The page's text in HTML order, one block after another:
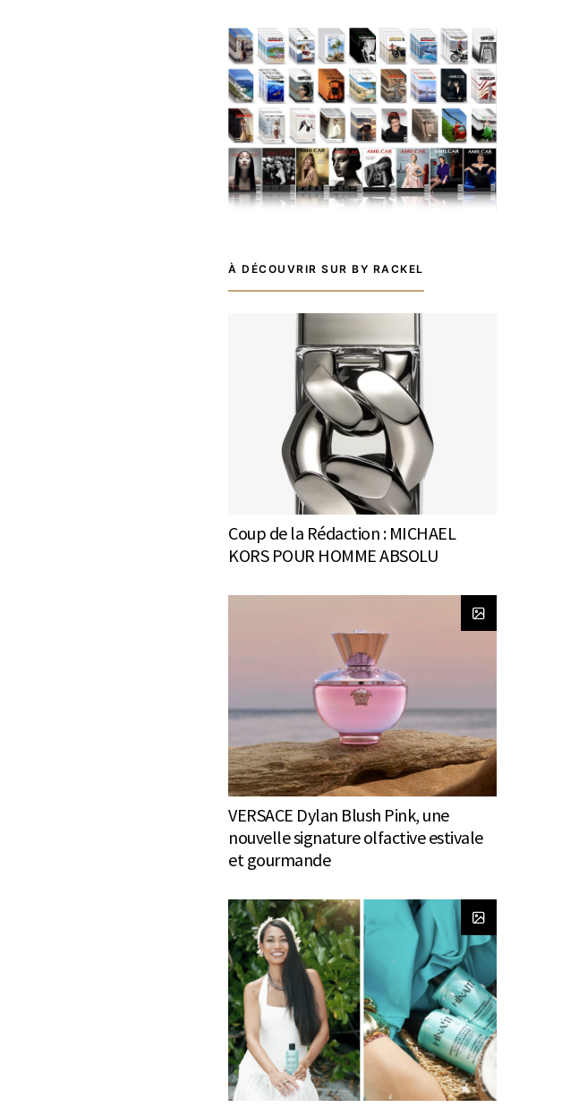
À DÉCOUVRIR SUR BY RACKEL
Coup de la Rédaction : MICHAEL
KORS POUR HOMME ABSOLU
VERSACE Dylan Blush Pink, une
nouvelle signature olfactive estivale
et gourmande